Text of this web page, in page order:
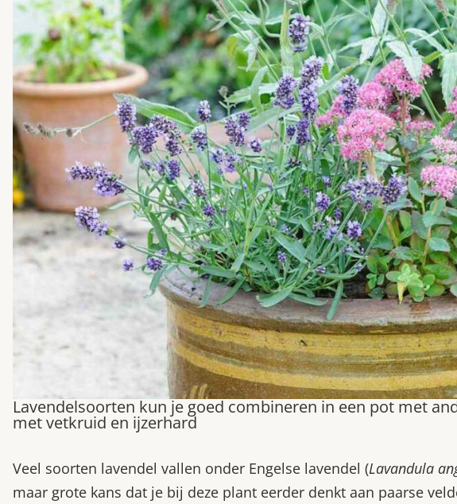
Lavendelsoorten kun je goed combineren in een pot met
met vetkruid en ijzerhard
Veel soorten lavendel vallen onder Engelse lavendel (Lavandula
maar grote kans dat je bij deze plant eerder denkt aan paarse